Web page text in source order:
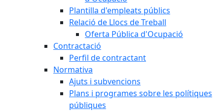
Plantilla d'empleats públics
Relació de Llocs de Treball
Oferta Pública d'Ocupació
Contractació
Perfil de contractant
Normativa
Ajuts i subvencions
Plans i programes sobre les polítiques
públiques